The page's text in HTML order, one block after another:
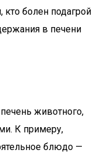
кто болен подагрой
в печени
животного,
К примеру,
блюдо —